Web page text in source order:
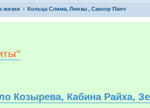
жизни Кольца Слима, Линзы , Саккор Панч
Козырева, Кабина Райха,